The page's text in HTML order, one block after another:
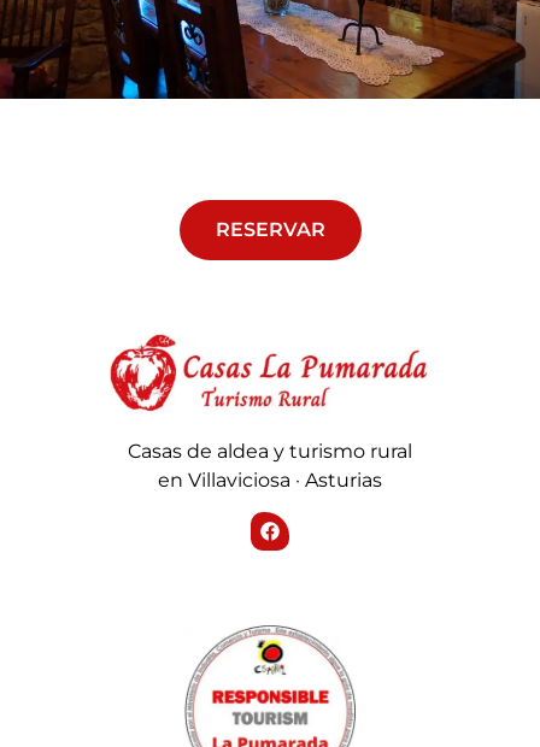
RESERVAR
Casas de aldea y turismo rural
en Villaviciosa · Asturias